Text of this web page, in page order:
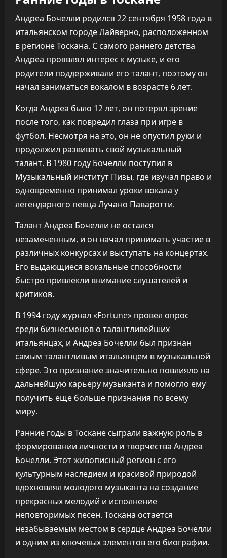
Андреа Бочелли родился 22 сентября 1958 года в
итальянском городе Лайверно, расположенном
в регионе Тоскана. С самого раннего детства
Андреа проявлял интерес к музыке, и его
родители поддерживали его талант, поэтому он
начал заниматься вокалом в возрасте 6 лет.
Когда Андреа было 12 лет, он потерял зрение
после того, как повредил глаза при игре в
футбол. Несмотря на это, он не опустил руки и
продолжил развивать свой музыкальный
талант. В 1980 году Бочелли поступил в
Музыкальный институт Пизы, где изучал право и
одновременно принимал уроки вокала у
легендарного певца Лучано Паваротти.
Талант Андреа Бочелли не остался
незамеченным, и он начал принимать участие в
различных конкурсах и выступать на концертах.
Его выдающиеся вокальные способности
быстро привлекли внимание слушателей и
критиков.
В 1994 году журнал «Fortune» провел опрос
среди бизнесменов о талантливейших
итальянцах, и Андреа Бочелли был признан
самым талантливым итальянцем в музыкальной
сфере. Это признание значительно повлияло на
дальнейшую карьеру музыканта и помогло ему
получить еще больше признания по всему
миру.
Ранние годы в Тоскане сыграли важную роль в
формировании личности и творчества Андреа
Бочелли. Этот живописный регион с его
культурным наследием и красивой природой
вдохновлял молодого музыканта на создание
прекрасных мелодий и исполнение
неповторимых песен. Тоскана остается
незабываемым местом в сердце Андреа Бочелли
и одним из ключевых элементов его биографии.